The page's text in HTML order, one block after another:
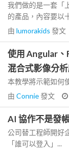
我們做的是一套「
的產品，內容要以
由 lumorakids 發文
使用 Angular、
混合式影像分
本教學將示範如何
由 Connie發文
AI 協作不是發
公司替工程師開好
「誰可以登入」...